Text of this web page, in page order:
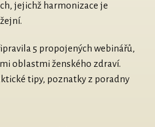
jejichž harmonizace je
5 propojených webinářů,
oblastmi ženského zdraví.
tipy, poznatky z poradny